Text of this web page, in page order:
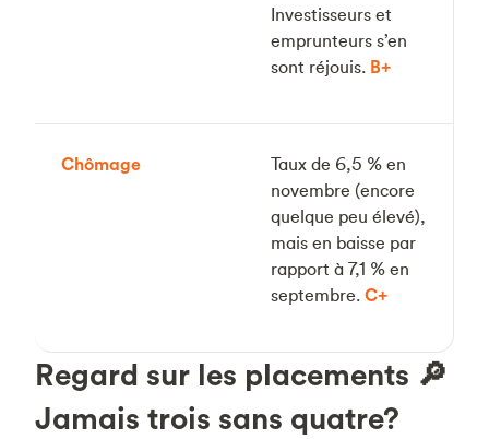
Investisseurs et
emprunteurs s’en
sont réjouis. B+
Chômage
Taux de 6,5 % en
novembre (encore
quelque peu élevé),
mais en baisse par
rapport à 7,1 % en
septembre. C+
Regard sur les placements 🔎
Jamais trois sans quatre?